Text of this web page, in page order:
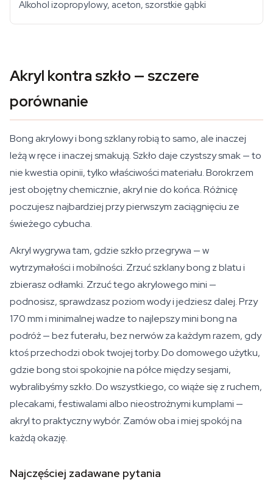
Alkohol izopropylowy, aceton, szorstkie gąbki
Akryl kontra szkło — szczere
porównanie
Bong akrylowy i bong szklany robią to samo, ale inaczej
leżą w ręce i inaczej smakują. Szkło daje czystszy smak — to
nie kwestia opinii, tylko właściwości materiału. Borokrzem
jest obojętny chemicznie, akryl nie do końca. Różnicę
poczujesz najbardziej przy pierwszym zaciągnięciu ze
świeżego cybucha.
Akryl wygrywa tam, gdzie szkło przegrywa — w
wytrzymałości i mobilności. Zrzuć szklany bong z blatu i
zbierasz odłamki. Zrzuć tego akrylowego mini —
podnosisz, sprawdzasz poziom wody i jedziesz dalej. Przy
170 mm i minimalnej wadze to najlepszy mini bong na
podróż — bez futerału, bez nerwów za każdym razem, gdy
ktoś przechodzi obok twojej torby. Do domowego użytku,
gdzie bong stoi spokojnie na półce między sesjami,
wybralibyśmy szkło. Do wszystkiego, co wiąże się z ruchem,
plecakami, festiwalami albo nieostrożnymi kumplami —
akryl to praktyczny wybór. Zamów oba i miej spokój na
każdą okazję.
Najczęściej zadawane pytania